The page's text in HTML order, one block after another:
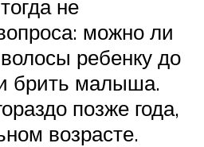
не
можно ли
ребенку до
брить малыша.
позже года,
возрасте.